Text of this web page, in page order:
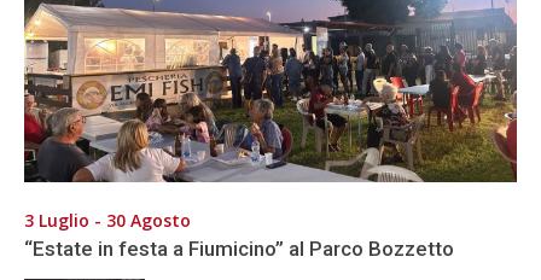
3 Luglio - 30 Agosto
“Estate in festa a Fiumicino” al Parco Bozzetto